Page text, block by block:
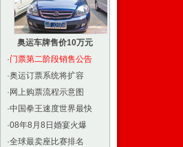
奥运车牌售价10万元
·门票第二阶段销售公告
·奥运订票系统将扩容
· 网上购票流程示意图
·中国拳王速度世界最快
·08年8月8日婚宴火爆
·全球最卖座比赛排名